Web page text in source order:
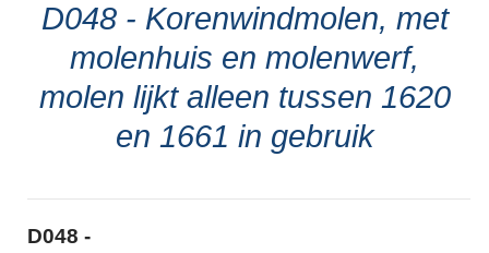
D048 - Korenwindmolen, met
molenhuis en molenwerf,
molen lijkt alleen tussen 1620
en 1661 in gebruik
D048 -